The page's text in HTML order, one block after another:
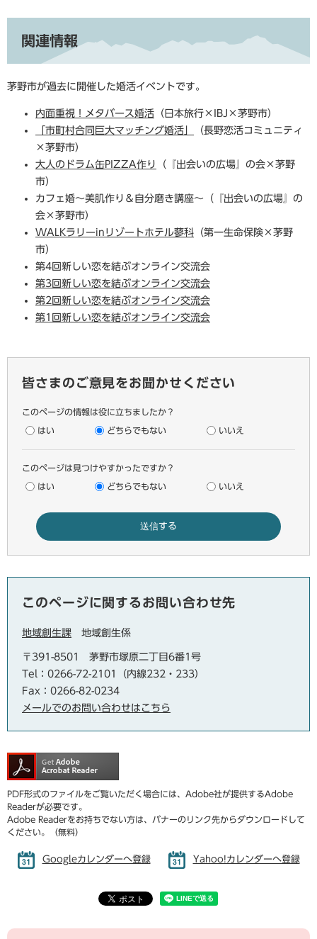
関連情報
茅野市が過去に開催した婚活イベントです。
内面重視！メタバース婚活 （日本旅行×IBJ×茅野市）
「市町村合同巨大マッチング婚活」
（長野恋活コミュニティ
×茅野市）
大人のドラム缶PIZZA作り
（『出会いの広場』の会×茅野
市）
カフェ婚～美肌作り＆自分磨き講座～（『出会いの広場』の
会×茅野市）
WALKラリーinリゾートホテル蓼科 （第一生命保険×茅野
市）
第4回新しい恋を結ぶオンライン交流会
第3回新しい恋を結ぶオンライン交流会
第2回新しい恋を結ぶオンライン交流会
第1回新しい恋を結ぶオンライン交流会
皆さまのご意見をお聞かせください
このページの情報は役に立ちましたか？
はい どちらでもない いいえ
このページは見つけやすかったですか？
はい どちらでもない いいえ
このページに関するお問い合わせ先
地域創生課 地域創生係
〒391-8501
茅野市塚原二丁目6番1号
Tel：0266-72-2101（内線232・233）
Fax：0266-82-0234
メールでのお問い合わせはこちら
PDF形式のファイルをご覧いただく場合には、Adobe社が提供するAdobe
Readerが必要です。
Adobe Readerをお持ちでない方は、バナーのリンク先からダウンロードして
ください。（無料）
Googleカレンダーへ登録 Yahoo!カレンダーへ登録